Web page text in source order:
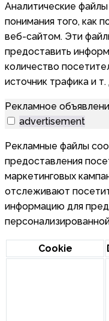
Аналитические
понимания того, как
веб-сайтом. Эти
предоставить
количество
источник трафика и
Рекламное
advertisement
Рекламные файлы
предоставления
маркетинговых
отслеживают
информацию для
Cookie